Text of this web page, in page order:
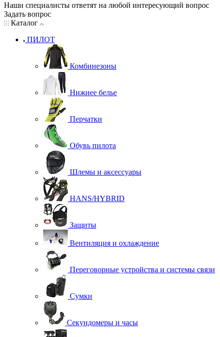
Наши специалисты ответят на любой интересующий вопрос
Задать вопрос
Каталог
ПИЛОТ
Комбинезоны
Нижнее белье
Перчатки
Обувь пилота
Шлемы и аксессуары
HANS/HYBRID
Защиты
Вентиляция и охлаждение
Переговорные устройства и системы связи
Сумки
Секундомеры и часы